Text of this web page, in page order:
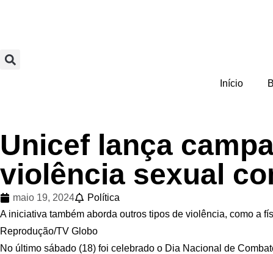
Início
Unicef lança
violência sexual
maio 19, 2024
Política
A iniciativa também aborda outros tipos de violência, como a
Reprodução/TV Globo
No último sábado (18) foi celebrado o Dia Nacional de